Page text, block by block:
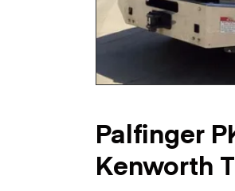
Petróleo y gas
Palfinger
Kenworth